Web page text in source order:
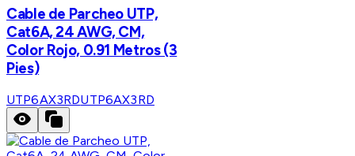
Cable de Parcheo UTP,
Cat6A, 24 AWG, CM,
Color Rojo, 0.91 Metros (3
Pies)
UTP6AX3RDUTP6AX3RD